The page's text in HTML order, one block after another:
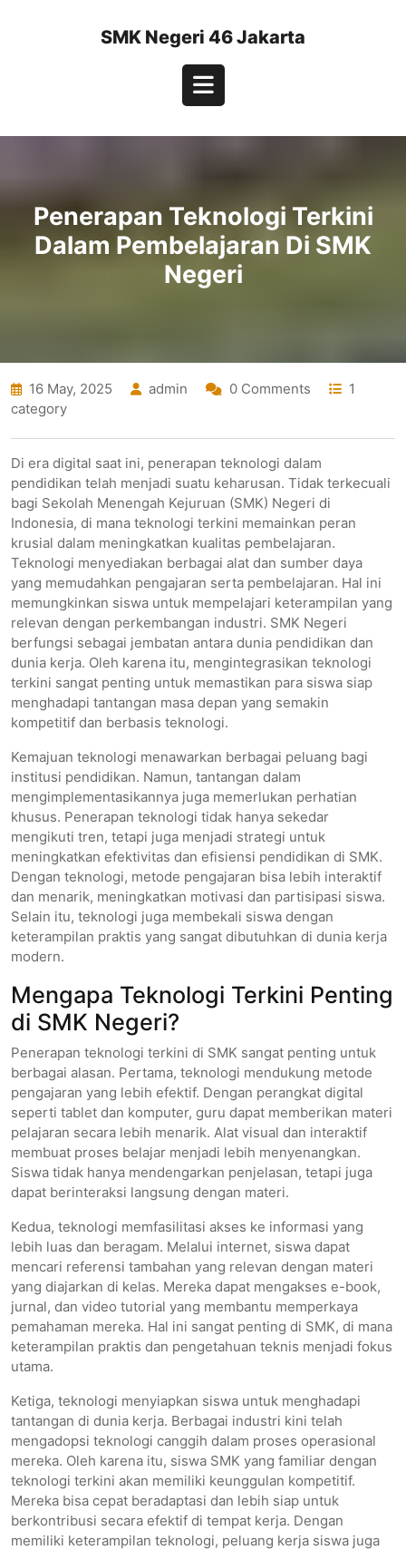
SMK Negeri 46 Jakarta
Open
Button
Penerapan Teknologi Terkini
Dalam Pembelajaran Di SMK
Negeri
16 May, 2025 admin 0 Comments
1
category
Di era digital saat ini, penerapan teknologi dalam
pendidikan telah menjadi suatu keharusan. Tidak terkecuali
bagi Sekolah Menengah Kejuruan (SMK) Negeri di
Indonesia, di mana teknologi terkini memainkan peran
krusial dalam meningkatkan kualitas pembelajaran.
Teknologi menyediakan berbagai alat dan sumber daya
yang memudahkan pengajaran serta pembelajaran. Hal ini
memungkinkan siswa untuk mempelajari keterampilan yang
relevan dengan perkembangan industri. SMK Negeri
berfungsi sebagai jembatan antara dunia pendidikan dan
dunia kerja. Oleh karena itu, mengintegrasikan teknologi
terkini sangat penting untuk memastikan para siswa siap
menghadapi tantangan masa depan yang semakin
kompetitif dan berbasis teknologi.
Kemajuan teknologi menawarkan berbagai peluang bagi
institusi pendidikan. Namun, tantangan dalam
mengimplementasikannya juga memerlukan perhatian
khusus. Penerapan teknologi tidak hanya sekedar
mengikuti tren, tetapi juga menjadi strategi untuk
meningkatkan efektivitas dan efisiensi pendidikan di SMK.
Dengan teknologi, metode pengajaran bisa lebih interaktif
dan menarik, meningkatkan motivasi dan partisipasi siswa.
Selain itu, teknologi juga membekali siswa dengan
keterampilan praktis yang sangat dibutuhkan di dunia kerja
modern.
Mengapa Teknologi Terkini Penting
di SMK Negeri?
Penerapan teknologi terkini di SMK sangat penting untuk
berbagai alasan. Pertama, teknologi mendukung metode
pengajaran yang lebih efektif. Dengan perangkat digital
seperti tablet dan komputer, guru dapat memberikan materi
pelajaran secara lebih menarik. Alat visual dan interaktif
membuat proses belajar menjadi lebih menyenangkan.
Siswa tidak hanya mendengarkan penjelasan, tetapi juga
dapat berinteraksi langsung dengan materi.
Kedua, teknologi memfasilitasi akses ke informasi yang
lebih luas dan beragam. Melalui internet, siswa dapat
mencari referensi tambahan yang relevan dengan materi
yang diajarkan di kelas. Mereka dapat mengakses e-book,
jurnal, dan video tutorial yang membantu memperkaya
pemahaman mereka. Hal ini sangat penting di SMK, di mana
keterampilan praktis dan pengetahuan teknis menjadi fokus
utama.
Ketiga, teknologi menyiapkan siswa untuk menghadapi
tantangan di dunia kerja. Berbagai industri kini telah
mengadopsi teknologi canggih dalam proses operasional
mereka. Oleh karena itu, siswa SMK yang familiar dengan
teknologi terkini akan memiliki keunggulan kompetitif.
Mereka bisa cepat beradaptasi dan lebih siap untuk
berkontribusi secara efektif di tempat kerja. Dengan
memiliki keterampilan teknologi, peluang kerja siswa juga